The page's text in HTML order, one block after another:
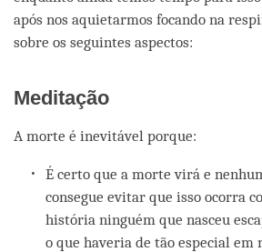
após nos aquietarmos focando na
sobre os seguintes aspectos:
Meditação
A morte é inevitável porque:
É certo que a morte virá e
consegue evitar que isso ocorra
história ninguém que nasceu
o que haveria de tão especial em